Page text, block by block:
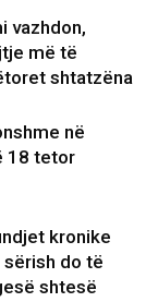
vazhdon,
më të
shtatzëna
në
18 tetor
kronike
do të
shtesë